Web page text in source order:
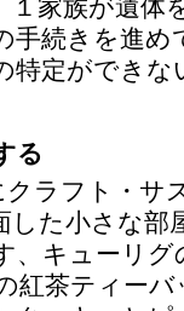
１家族が遺体
手続きを進
特定ができ
る
ラフト・サ
した小さな部
、キューリ
紅茶ティー